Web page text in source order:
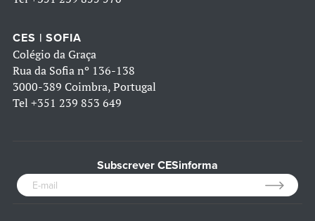
CES | SOFIA
Colégio da Graça
Rua da Sofia nº 136-138
3000-389 Coimbra, Portugal
Tel +351 239 853 649
Subscrever CESinforma